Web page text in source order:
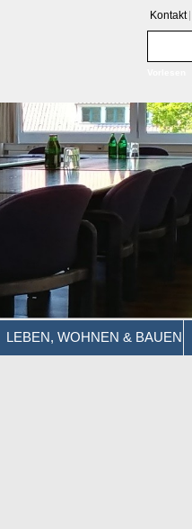
Kontakt
LEBEN, WOHNEN & BAUEN